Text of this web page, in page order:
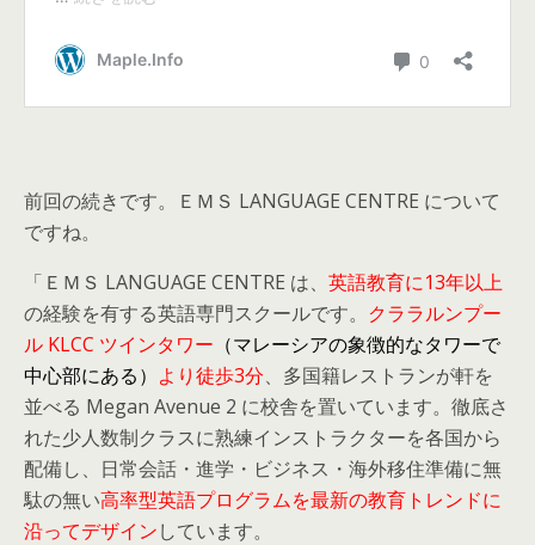
前回の続きです。ＥＭＳ LANGUAGE CENTRE について
ですね。
「ＥＭＳ LANGUAGE CENTRE は、 英語教育に13年以上
の経験を有する英語専門スクールです。 クララルンプー
ル KLCC ツインタワー （マレーシアの象徴的なタワーで
中心部にある） より徒歩3分、多国籍レストランが軒を
並べる Megan Avenue 2 に校舎を置いています。徹底さ
れた少人数制クラスに熟練インストラクターを各国から
配備し、日常会話・進学・ビジネス・海外移住準備に無
駄の無い高率型英語プログラムを最新の教育トレンドに
沿ってデザインしています。